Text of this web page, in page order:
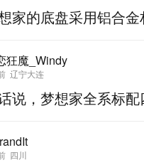
家的底盘采用铝合
狂魔_Windy
辽宁大连
说，梦想家全系标
四川